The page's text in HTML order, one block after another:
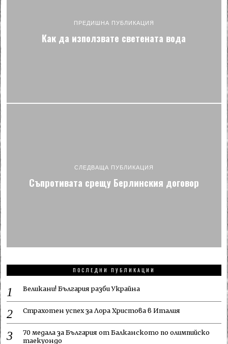
ПРЕДИШНА ПУБЛИКАЦИЯ
Как да използвате светената вода
СЛЕДВАЩА ПУБЛИКАЦИЯ
Съпротивата срещу Берлинския договор
ПОСЛЕДНИ ПУБЛИКАЦИИ
Великани! България разби Украйна
Страхотен успех за Лора Христова в Италия
70 медала за България от Балканското по олимпийско
таекуондо